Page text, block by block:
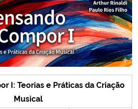
I: Teorias e Práticas da Criação
Musical